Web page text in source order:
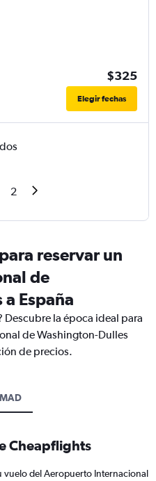
$325
Elegir fechas
2
reservar un
de
España
la época ideal para
de Washington-Dulles
de precios.
Cheapflights
vuelo del Aeropuerto Internacional